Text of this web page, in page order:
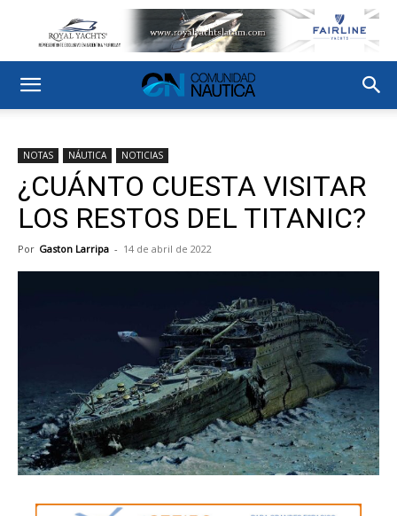
NOTAS NÁUTICA NOTICIAS
¿CUÁNTO CUESTA VISITAR
LOS RESTOS DEL TITANIC?
Por Gaston Larripa - 14 de abril de 2022